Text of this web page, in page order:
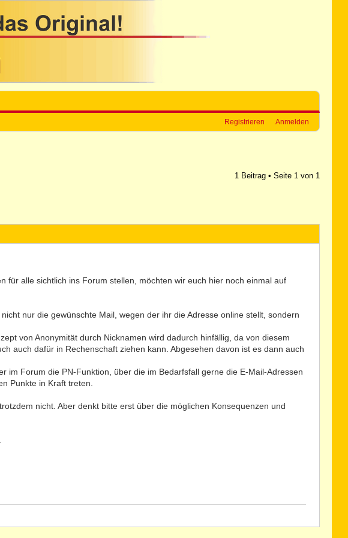
Registrieren Anmelden
1 Beitrag • Seite 1von 1
für alle sichtlich ins Forum stellen, möchten wir euch hier noch einmal auf
nur die gewünschte Mail, wegen der ihr die Adresse online stellt, sondern
von Anonymität durch Nicknamen wird dadurch hinfällig, da von diesem
auch dafür in Rechenschaft ziehen kann. Abgesehen davon ist es dann auch
Forum die PN-Funktion, über die im Bedarfsfall gerne die E-Mail-Adressen
Punkte in Kraft treten.
nicht. Aber denkt bitte erst über die möglichen Konsequenzen und